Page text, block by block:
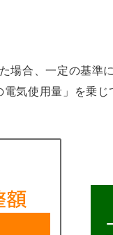
場合、一定の基準
気使用量」を乗じ